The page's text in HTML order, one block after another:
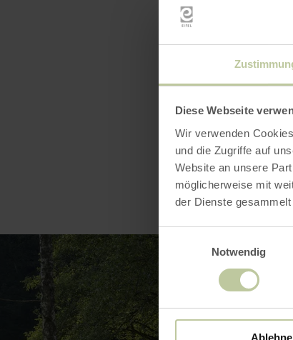
Diese Webseite
Wir verwenden
und die Zugriffe auf
Website an unsere
möglicherweise mit
der Dienste gesammelt
Einwilligungsauswahl
Notwendig